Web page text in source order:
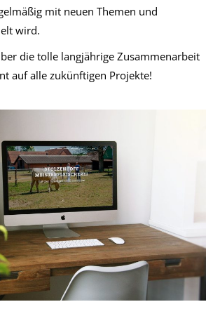
mit neuen Themen und
wird.
die tolle langjährige Zusammenarbeit
auf alle zukünftigen Projekte!